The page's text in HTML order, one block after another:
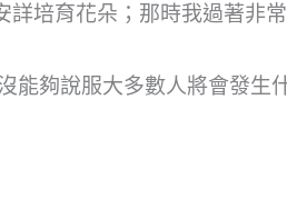
培育花朵；那時我過著非常
夠說服大多數人將會發生